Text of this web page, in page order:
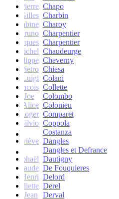
Pierre Chapo
Gilles Charbin
Sabine Charoy
Bruno Charpentier
Jacques Charpentier
Jean-Michel Chaudeurge
Philippe Cheverny
Pietro Chiesa
Luigi Colani
francois Collette
Joe
Colombo
Alice Colonieu
Roger Comparet
Silvio Coppola
Costanza
Geneviève Dangles
Dangles et Defrance
Raphaël Dautigny
Claude De Fouquieres
Henri Delord
Juliette Derel
Jean
Derval